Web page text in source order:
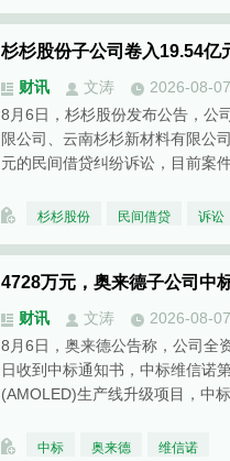
杉杉股份子公司卷入19.54亿
财讯 文涛
2026-08-07
8月6日，杉杉股份发布公告，公
限公司、云南杉杉新材料有限公
元的民间借贷纠纷诉讼，目前案
杉杉股份 民间借贷 诉讼
4728万元，奥来德子公司中
财讯 文涛
2026-08-07
8月6日，奥来德公告称，公司全
日收到中标通知书，中标维信诺
(AMOLED)生产线升级项目，中
中标 奥来德 维信诺